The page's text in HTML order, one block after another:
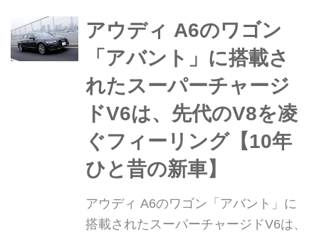
アウディ A6のワゴン
「アバント」に搭載さ
れたスーパーチャージ
ドV6は、先代のV8を凌
ぐフィーリング【10年
ひと昔の新車】
アウディ A6のワゴン「アバント」に
搭載されたスーパーチャージドV6は、